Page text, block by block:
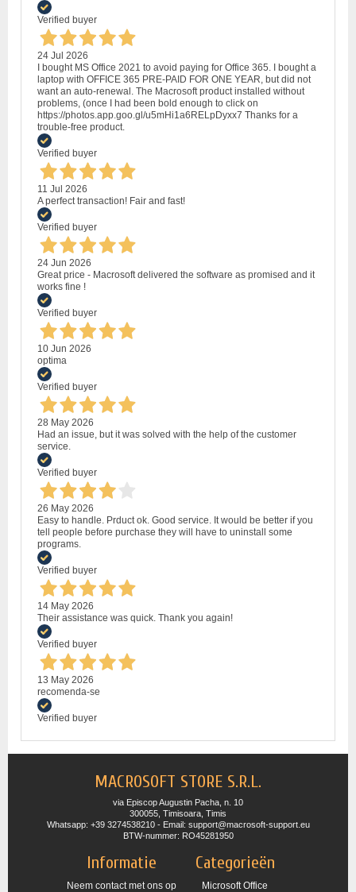
Verified buyer
24 Jul 2026
I bought MS Office 2021 to avoid paying for Office 365. I bought a
laptop with OFFICE 365 PRE-PAID FOR ONE YEAR, but did not
want an auto-renewal. The Macrosoft product installed without
problems, (once I had been bold enough to click on
https://photos.app.goo.gl/u5mHi1a6RELpDyxx7 Thanks for a
trouble-free product.
Verified buyer
11 Jul 2026
A perfect transaction! Fair and fast!
Verified buyer
24 Jun 2026
Great price - Macrosoft delivered the software as promised and it
works fine !
Verified buyer
10 Jun 2026
optima
Verified buyer
28 May 2026
Had an issue, but it was solved with the help of the customer
service.
Verified buyer
26 May 2026
Easy to handle. Prduct ok. Good service. It would be better if you
tell people before purchase they will have to uninstall some
programs.
Verified buyer
14 May 2026
Their assistance was quick. Thank you again!
Verified buyer
13 May 2026
recomenda-se
Verified buyer
MACROSOFT STORE S.R.L.
via Episcop Augustin Pacha, n. 10
300055, Timisoara, Timis
Whatsapp: +39 3274538210 - Email: support@macrosoft-support.eu
BTW-nummer: RO45281950
Informatie
Neem contact met ons op
Categorieën
Microsoft Office